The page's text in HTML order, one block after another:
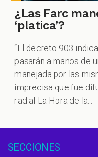
¿Las Farc
‘platica’?
“El decreto 903
pasarán a manos de
manejada por las
imprecisa que fue
radial La Hora de la...
SECCIONES